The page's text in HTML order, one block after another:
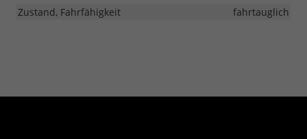
Zustand, Fahrfähigkeit
fahrtauglich